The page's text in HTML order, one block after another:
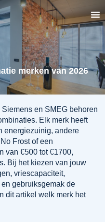
merken van 2026
en SMEG behoren
Elk merk heeft
energiezuinig, andere
Frost of een
van €500 tot €1700,
Bij het kiezen van jouw
vriescapaciteit,
gebruiksgemak de
dit artikel welk merk het